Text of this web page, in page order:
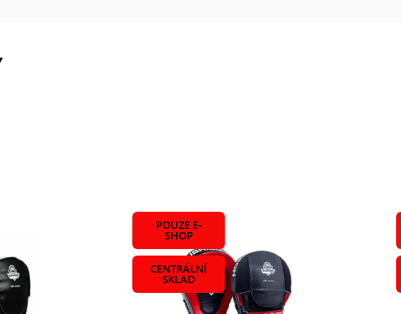
POUZE E-
SHOP
CENTRÁLNÍ
SKLAD